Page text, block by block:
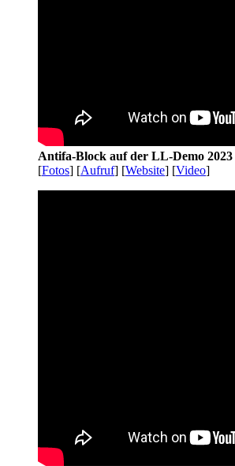
Antifa-Block auf der LL-Demo 2023
[Fotos] [Aufruf] [Website] [Video]